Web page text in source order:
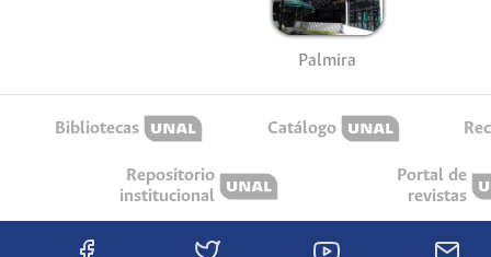
Palmira
Bibliotecas Catálogo
Repositorio
institucional
Portal de
revistas